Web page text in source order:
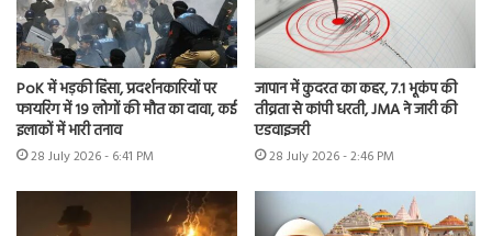
PoK में भड़की हिंसा, प्रदर्शनकारियों पर
फायरिंग में 19 लोगों की मौत का दावा, कई
इलाकों में भारी तनाव
28 July 2026 - 6:41 PM
जापान में कुदरत का कहर, 7.1 भूकंप की
तीव्रता से कांपी धरती, JMA ने जारी की
एडवाइजरी
28 July 2026 - 2:46 PM